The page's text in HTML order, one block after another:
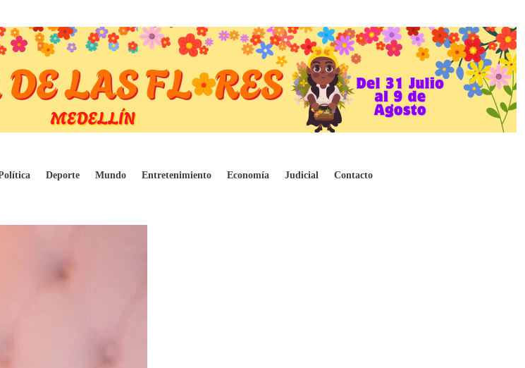
Deporte Mundo Entretenimiento Economía Judicial Contacto
de muerte de modelo webcam en Medellín